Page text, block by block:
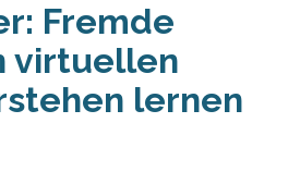
Fremde
virtuellen
lernen